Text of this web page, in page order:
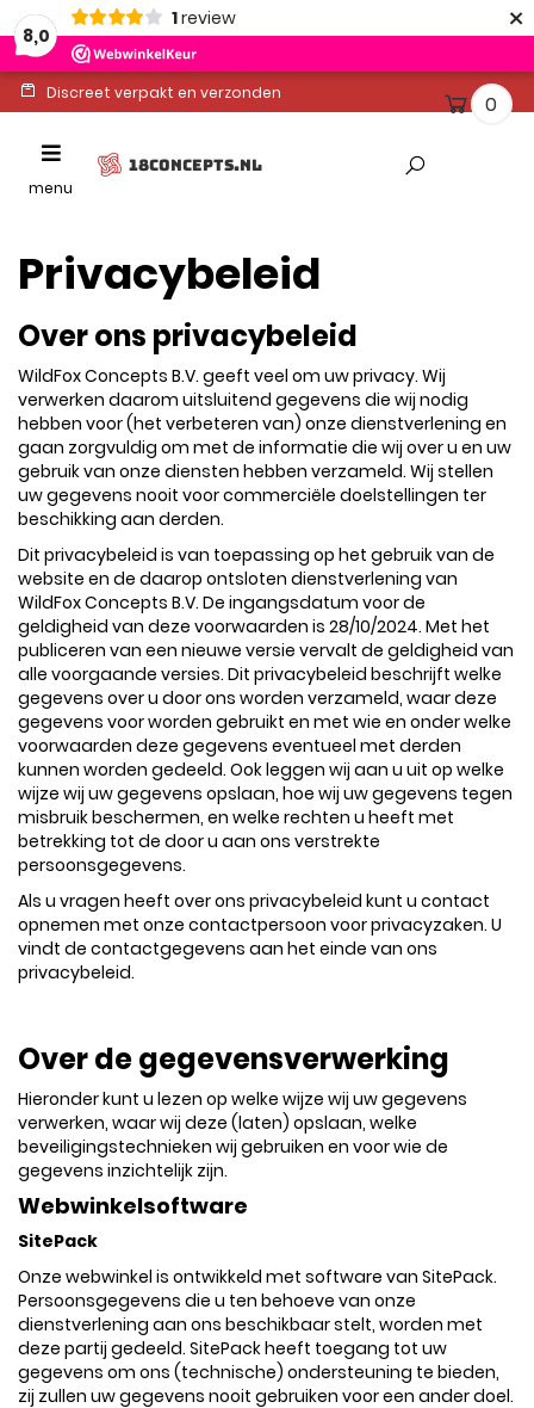
8,0
1review ×
Discreet verpakt en verzonden
Altijd gratis levering
Toggle
navigation
menu
18CONCEPTS.NL
0
Privacybeleid
Over ons privacybeleid
WildFox Concepts B.V. geeft veel om uw privacy. Wij
verwerken daarom uitsluitend gegevens die wij nodig
hebben voor (het verbeteren van) onze dienstverlening en
gaan zorgvuldig om met de informatie die wij over u en uw
gebruik van onze diensten hebben verzameld. Wij stellen
uw gegevens nooit voor commerciële doelstellingen ter
beschikking aan derden.
Dit privacybeleid is van toepassing op het gebruik van de
website en de daarop ontsloten dienstverlening van
WildFox Concepts B.V. De ingangsdatum voor de
geldigheid van deze voorwaarden is 28/10/2024. Met het
publiceren van een nieuwe versie vervalt de geldigheid van
alle voorgaande versies. Dit privacybeleid beschrijft welke
gegevens over u door ons worden verzameld, waar deze
gegevens voor worden gebruikt en met wie en onder welke
voorwaarden deze gegevens eventueel met derden
kunnen worden gedeeld. Ook leggen wij aan u uit op welke
wijze wij uw gegevens opslaan, hoe wij uw gegevens tegen
misbruik beschermen, en welke rechten u heeft met
betrekking tot de door u aan ons verstrekte
persoonsgegevens.
Als u vragen heeft over ons privacybeleid kunt u contact
opnemen met onze contactpersoon voor privacyzaken. U
vindt de contactgegevens aan het einde van ons
privacybeleid.
Over de gegevensverwerking
Hieronder kunt u lezen op welke wijze wij uw gegevens
verwerken, waar wij deze (laten) opslaan, welke
beveiligingstechnieken wij gebruiken en voor wie de
gegevens inzichtelijk zijn.
Webwinkelsoftware
SitePack
Onze webwinkel is ontwikkeld met software van SitePack.
Persoonsgegevens die u ten behoeve van onze
dienstverlening aan ons beschikbaar stelt, worden met
deze partij gedeeld. SitePack heeft toegang tot uw
gegevens om ons (technische) ondersteuning te bieden,
zij zullen uw gegevens nooit gebruiken voor een ander doel.